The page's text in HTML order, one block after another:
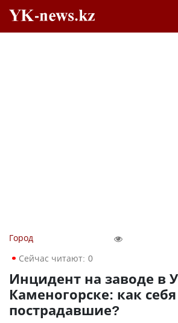
Город
Сейчас читают: 0
Инцидент на заводе в
Каменогорске: как
пострадавшие?